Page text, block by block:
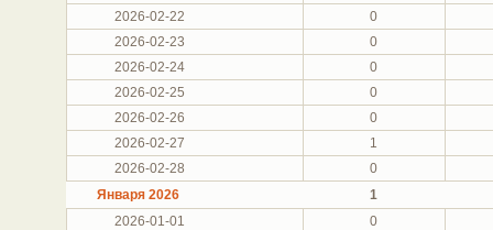
2026-02-22
0
2026-02-23
0
2026-02-24
0
2026-02-25
0
2026-02-26
0
2026-02-27
1
2026-02-28
0
Января 2026
1
2026-01-01
0